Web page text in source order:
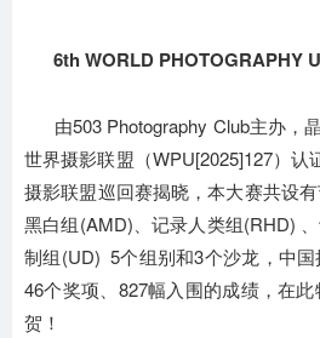
6th WORLD PHOTOGRAPHY
由503 Photography Club主办，
世界摄影联盟（WPU[2025]127）认
摄影联盟巡回赛揭晓，本大赛共设
黑白组(AMD)、记录人类组(RHD)
制组(UD) 5个组别和3个沙龙，中
46个奖项、827幅入围的成绩，在
贺！